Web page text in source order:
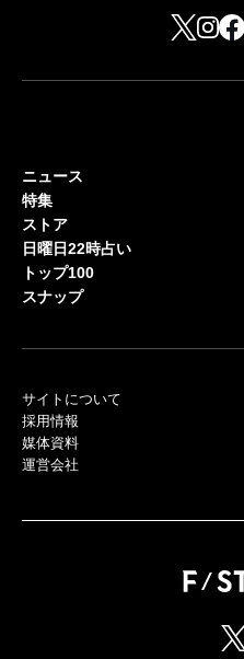
ニュース
特集
ストア
日曜日22時占い
トップ100
スナップ
サイトについて
採用情報
媒体資料
運営会社